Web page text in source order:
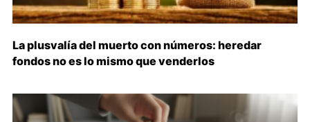
La plusvalía del muerto con números: heredar
fondos no es lo mismo que venderlos